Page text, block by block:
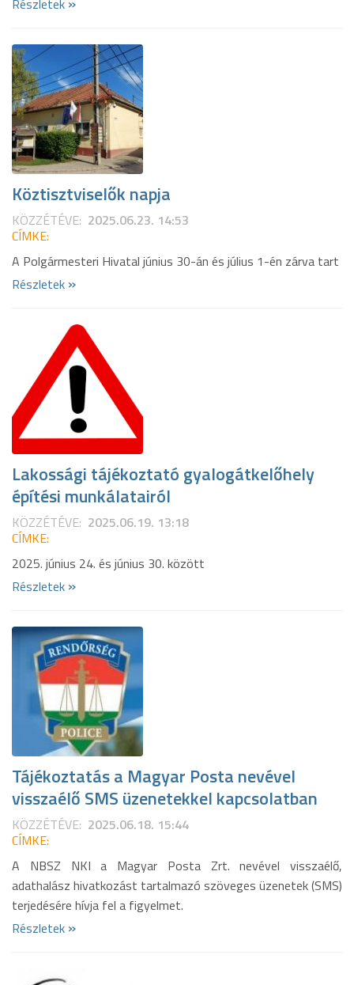
Részletek
Köztisztviselők napja
KÖZZÉTÉVE: 2025.06.23. 14:53
CÍMKE:
A Polgármesteri Hivatal június 30-án és július 1-én zárva tart
Részletek »
Lakossági tájékoztató gyalogátkelőhely
építési munkálatairól
KÖZZÉTÉVE: 2025.06.19. 13:18
CÍMKE:
2025. június 24. és június 30. között
Részletek »
Tájékoztatás a Magyar Posta nevével
visszaélő SMS üzenetekkel kapcsolatban
KÖZZÉTÉVE: 2025.06.18. 15:44
CÍMKE:
A NBSZ NKI a Magyar Posta Zrt. nevével visszaélő,
adathalász hivatkozást tartalmazó szöveges üzenetek (SMS)
terjedésére hívja fel a figyelmet.
Részletek »